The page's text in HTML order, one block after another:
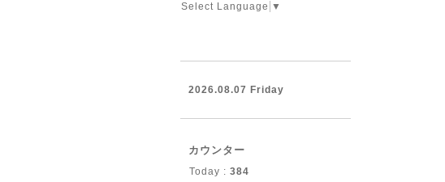
Select Language ▼
2026.08.07 Friday
カウンター
Today : 384